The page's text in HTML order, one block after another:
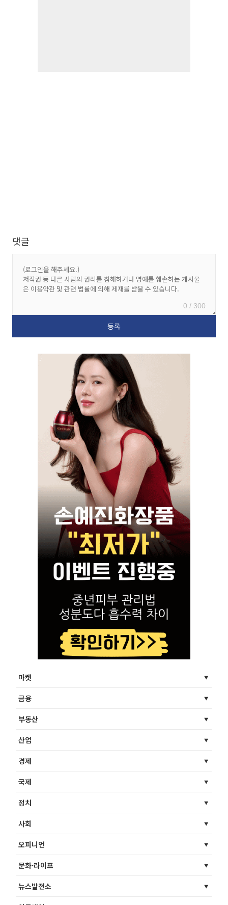
댓글
0 / 300
마켓
금융
부동산
산업
경제
국제
정치
사회
오피니언
문화·라이프
뉴스발전소